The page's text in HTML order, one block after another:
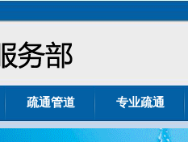
疏通管道 专业疏通